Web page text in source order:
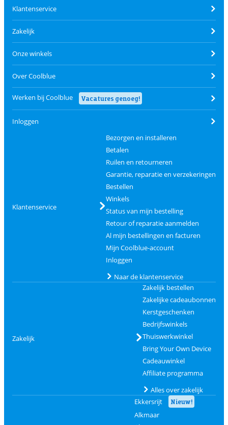
Klantenservice
Zakelijk
Onze winkels
Over Coolblue
Werken bij Coolblue Vacatures genoeg!
Inloggen
Klantenservice
Bezorgen en installeren
Betalen
Ruilen en retourneren
Garantie, reparatie en verzekeringen
Bestellen
Winkels
Status van mijn bestelling
Retour of reparatie aanmelden
Al mijn bestellingen en facturen
Mijn Coolblue-account
Inloggen
Naar de klantenservice
Zakelijk
Zakelijk bestellen
Zakelijke cadeaubonnen
Kerstgeschenken
Bedrijfswinkels
Thuiswerkwinkel
Bring Your Own Device
Cadeauwinkel
Affiliate programma
Alles over zakelijk
Ekkersrijt Nieuw!
Alkmaar